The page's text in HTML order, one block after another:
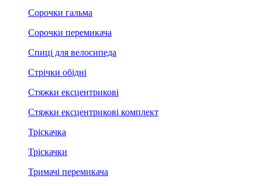
Сорочки гальма
Сорочки перемикача
Спиці для велосипеда
Стрічки обідні
Стяжки ексцентрикові
Стяжки ексцентрикові комплект
Тріскачка
Тріскачки
Тримачі перемикача